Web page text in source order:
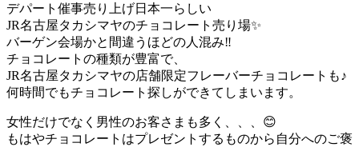
デパート催事売り上げ日本一らしい
JR名古屋タカシマヤのチョコレート売り場✨
バーゲン会場かと間違うほどの人混み‼️
チョコレートの種類が豊富で、
JR名古屋タカシマヤの店舗限定フレーバーチョコレートも♪
何時間でもチョコレート探しができてしまいます。
女性だけでなく男性のお客さまも多く、、、😊
もはやチョコレートはプレゼントするものから自分へのご褒